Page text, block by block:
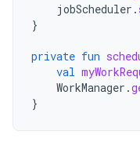
jobScheduler .
}
private fun
val
WorkManager .
}